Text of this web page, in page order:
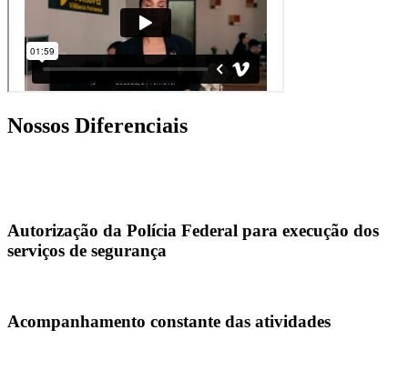
Nossos Diferenciais
Autorização da Polícia Federal para execução dos
serviços de segurança
Acompanhamento constante das atividades